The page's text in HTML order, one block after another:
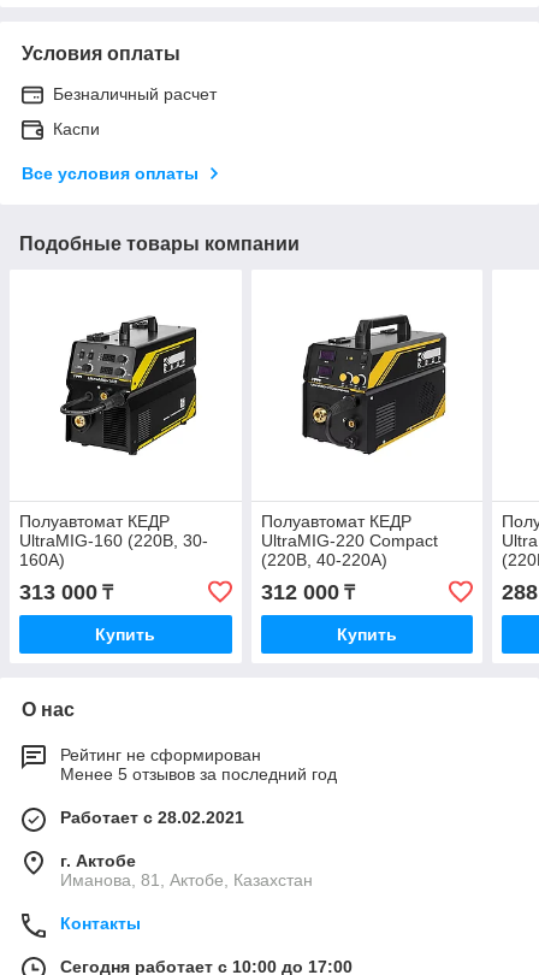
Условия оплаты
Безналичный расчет
Каспи
Все условия оплаты
Подобные товары компании
Полуавтомат КЕДР
UltraMIG-160 (220В, 30-
160А)
313 000 ₸
Купить
Полуавтомат КЕДР
UltraMIG-220 Compact
(220В, 40-220А)
312 000₸
Купить
О нас
Рейтинг не сформирован
Менее 5 отзывов за последний год
Работает с 28.02.2021
г. Актобе
Иманова, 81, Актобе, Казахстан
Контакты
Сегодня работает с 10:00 до 17:00